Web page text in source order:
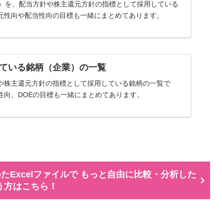
を、配当方針や株主還元方針の指標として採用している
向や配当性向の目標も一緒にまとめてあります。
いる銘柄（企業）の一覧
株主還元方針の指標として採用している銘柄の一覧で
、DOEの目標も一緒にまとめてあります。
Excelファイルで もっと自由に比較・分析した
方はこちら！